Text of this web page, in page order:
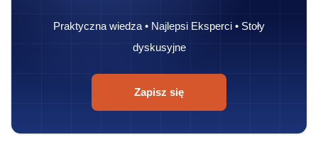
Praktyczna wiedza • Najlepsi Eksperci • Stoły
dyskusyjne
Zapisz się